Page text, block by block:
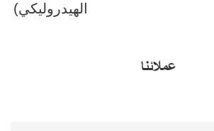
الهيدروليكي)
عملائنا